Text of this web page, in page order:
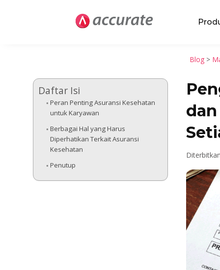
Blog >
Daftar Isi
Peran Penting Asuransi Kesehatan
untuk Karyawan
Berbagai Hal yang Harus
Diperhatikan Terkait Asuransi
Kesehatan
Penutup